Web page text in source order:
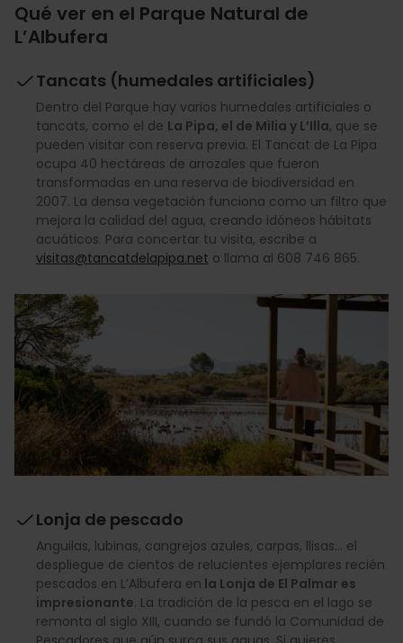
Qué ver en el Parque Natural de
L’Albufera
Tancats (humedales artificiales)
Dentro del Parque hay varios humedales artificiales o
tancats, como el de La Pipa, el de Mìlia y L’Illa, que se
pueden visitar con reserva previa. El Tancat de La Pipa
ocupa 40 hectáreas de arrozales que fueron
transformadas en una reserva de biodiversidad en
2007. La densa vegetación funciona como un filtro que
mejora la calidad del agua, creando idóneos hábitats
acuáticos. Para concertar tu visita, escribe a
visitas@tancatdelapipa.net o llama al 608 746 865.
Lonja de pescado
Anguilas, lubinas, cangrejos azules, carpas, llisas... el
despliegue de cientos de relucientes ejemplares recién
pescados en L’Albufera en la Lonja de El Palmar es
impresionante. La tradición de la pesca en el lago se
remonta al siglo XIII, cuando se fundó la Comunidad de